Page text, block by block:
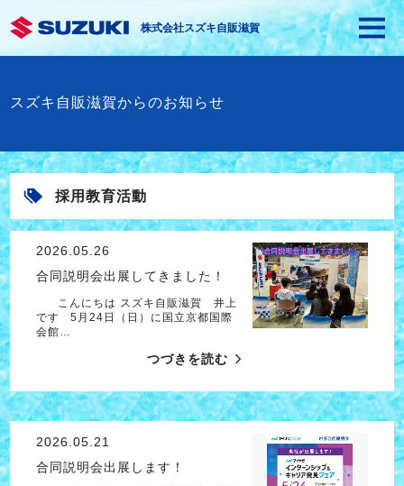
株式会社スズキ自販滋賀
スズキ自販滋賀からのお知らせ
採用教育活動
2026.05.26
合同説明会出展してきました！
こんにちは スズキ自販滋賀 井上
です 5月24日（日）に国立京都国際
会館…
つづきを読む
2026.05.21
合同説明会出展します！